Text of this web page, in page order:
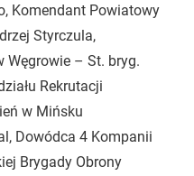
Komendant Powiatowy
Styrczula,
Węgrowie – St. bryg.
Rekrutacji
w Mińsku
Dowódca 4 Kompanii
Brygady Obrony